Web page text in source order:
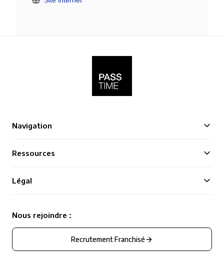
Navigation
Ressources
Légal
Nous rejoindre :
Recrutement Franchisé